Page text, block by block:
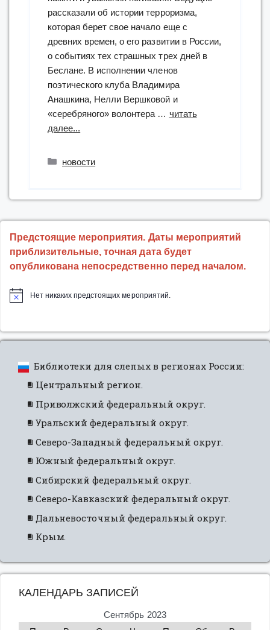
рассказали об истории терроризма,
которая берет свое начало еще с
древних времен, о его развитии в России,
о событиях тех страшных трех дней в
Беслане. В исполнении членов
поэтического клуба Владимира
Анашкина, Нелли Вершковой и
«серебряного» волонтера … читать
далее...
вечер-
Рубрики
новости
Предстоящие мероприятия. Даты мероприятий
приблизительные, точная дата будет
опубликована непосредственно перед началом.
Нет никаких предстоящих мероприятий.
Библиотеки для слепых в регионах России:
Центральный регион.
Приволжский федеральный округ.
Уральский федеральный округ.
Северо-Западный федеральный округ.
Южный федеральный округ.
Сибирский федеральный округ.
Северо-Кавказский федеральный округ.
Дальневосточный федеральный округ.
Крым.
КАЛЕНДАРЬ ЗАПИСЕЙ
Сентябрь 2023